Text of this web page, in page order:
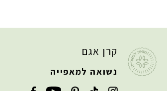
קרן אגם
נשואה למאפייה